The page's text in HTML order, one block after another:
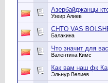
Азербайджанцы
Узеир Алиев
CHTO VAS
Балакина
Что значит для
Валентина Кимс
Как вам наш фк
Эльнур Велиев